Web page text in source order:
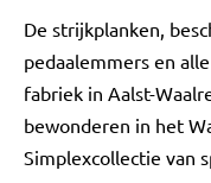
De strijkplanken,
pedaalemmers en
fabriek in Aalst-
bewonderen in het
Simplexcollectie van